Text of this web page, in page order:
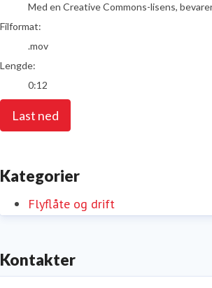
Med en Creative Commons-lisens,
Filformat:
.mov
Lengde:
0:12
Last ned
Kategorier
Flyflåte og drift
Kontakter